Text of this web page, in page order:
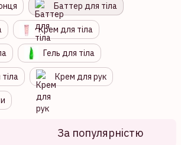
Баттер для тіла
Крем для тіла
Гель для тіла
Крем для рук
За популярністю